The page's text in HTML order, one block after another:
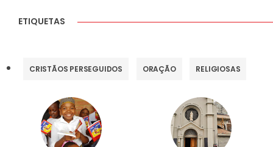
ETIQUETAS
CRISTÃOS PERSEGUIDOS ORAÇÃO RELIGIOSAS